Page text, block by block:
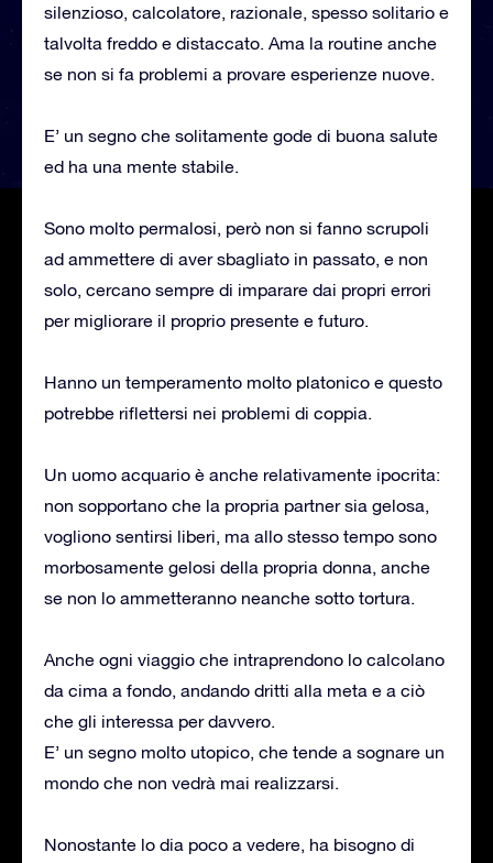
silenzioso, calcolatore, razionale, spesso solitario e
talvolta freddo e distaccato. Ama la routine anche
se non si fa problemi a provare esperienze nuove.
E’ un segno che solitamente gode di buona salute
ed ha una mente stabile.
Sono molto permalosi, però non si fanno scrupoli
ad ammettere di aver sbagliato in passato, e non
solo, cercano sempre di imparare dai propri errori
per migliorare il proprio presente e futuro.
Hanno un temperamento molto platonico e questo
potrebbe riflettersi nei problemi di coppia.
Un uomo acquario è anche relativamente ipocrita:
non sopportano che la propria partner sia gelosa,
vogliono sentirsi liberi, ma allo stesso tempo sono
morbosamente gelosi della propria donna, anche
se non lo ammetteranno neanche sotto tortura.
Anche ogni viaggio che intraprendono lo calcolano
da cima a fondo, andando dritti alla meta e a ciò
che gli interessa per davvero.
E’ un segno molto utopico, che tende a sognare un
mondo che non vedrà mai realizzarsi.
Nonostante lo dia poco a vedere, ha bisogno di